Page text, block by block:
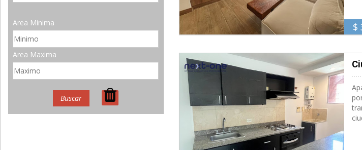
Area Minima
Area Maxima
$